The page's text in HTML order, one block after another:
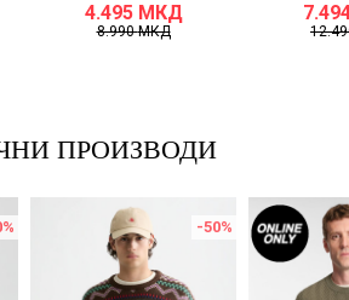
4.495 МКД
8.990МКД
ПРОИЗВОДИ
% -50%